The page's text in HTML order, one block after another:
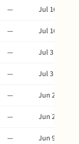
—
Jul 16
—
Jul 16
—
Jul 3
—
Jul 3
—
Jun 28
—
Jun 23
—
Jun 9